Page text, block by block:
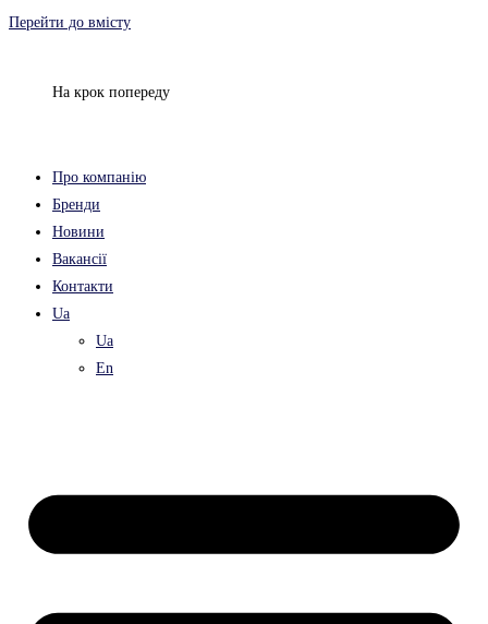
Перейти до вмісту
На крок попереду
Про компанію
Бренди
Новини
Вакансії
Контакти
Ua
Ua
En